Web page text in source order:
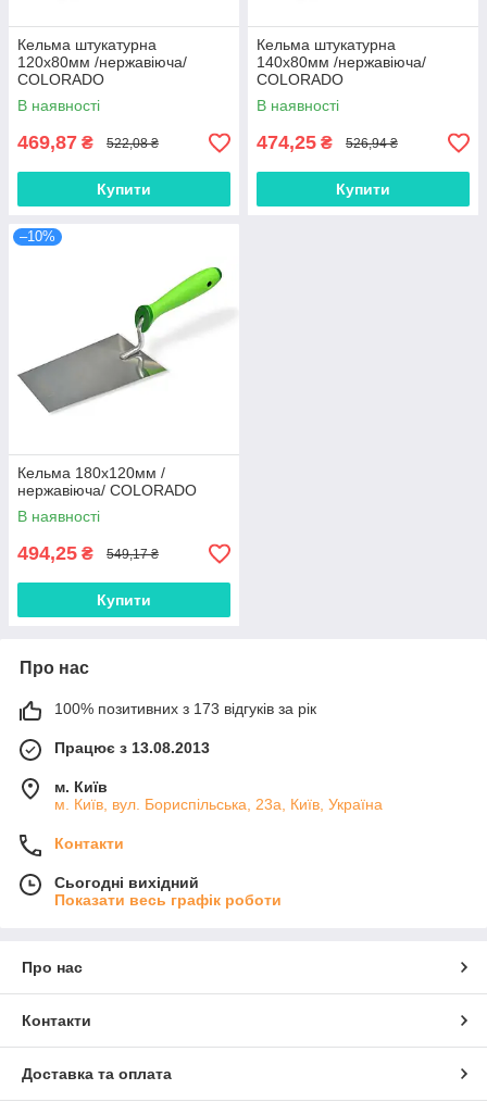
Кельма штукатурна
120х80мм /нержавіюча/
COLORADO
В наявності
469,87 ₴ 522,08 ₴
Купити
Кельма штукатурна
140х80мм /нержавіюча/
COLORADO
В наявності
474,25 ₴ 526,94 ₴
Купити
–10%
Кельма 180х120мм /
нержавіюча/ COLORADO
В наявності
494,25 ₴ 549,17 ₴
Купити
Про нас
100% позитивних з 173 відгуків за рік
Працює з 13.08.2013
м. Київ
м. Київ, вул. Бориспільська, 23а, Київ, Україна
Контакти
Сьогодні вихідний
Показати весь графік роботи
Про нас
Контакти
Доставка та оплата